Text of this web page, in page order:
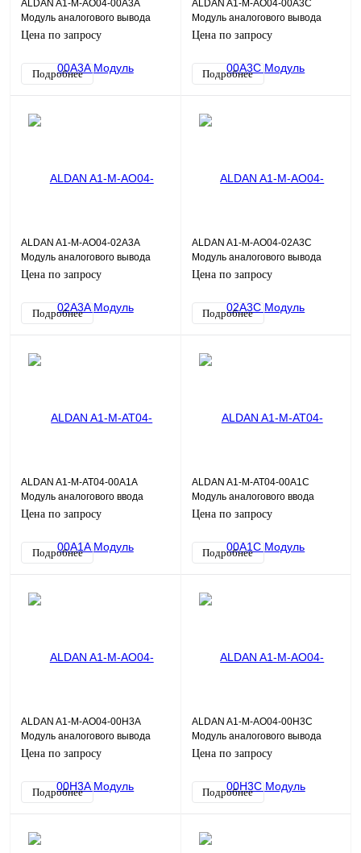
ALDAN A1-M-AO04-00A3A
Модуль аналогового вывода
AO04D 4хAO, 0,1%, общая Г/И
Цена по запросу
Подробнее
ALDAN A1-M-AO04-00A3C
Модуль аналогового вывода
AO04D 4хAO, 0,3%, общая Г/И
Цена по запросу
Подробнее
ALDAN A1-M-AO04-02A3A
Модуль аналогового вывода
AO04D 4хAO, 0,1%, общая Г/И
Цена по запросу
Подробнее
ALDAN A1-M-AO04-02A3C
Модуль аналогового вывода
AO04D 4хAO, 0,2%, общая Г/И
Цена по запросу
Подробнее
ALDAN A1-M-AT04-00A1A
Модуль аналогового ввода
сигналов
термопар AT04RT 4хAI
Цена по запросу
Подробнее
ALDAN A1-M-AT04-00A1C
Модуль аналогового ввода
сигналов
термопар AT04RT 4хAI
Цена по запросу
Подробнее
ALDAN A1-M-AO04-00H3A
Модуль аналогового вывода
AO04DH 4хAO HART, 0,1%,
Цена по запросу
Подробнее
ALDAN A1-M-AO04-00H3C
Модуль аналогового вывода
AO04DH 4хAO HART, 0,3%,
Цена по запросу
Подробнее